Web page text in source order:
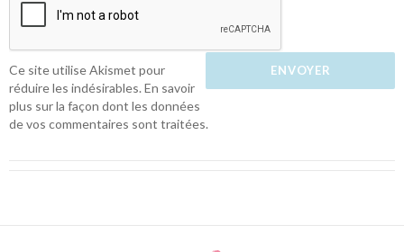
Ce site utilise Akismet pour
réduire les indésirables.En savoir
plus sur la façon dont les données
de vos commentaires sont traitées.